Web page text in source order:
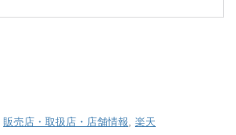
販売店・取扱店・店舗情報, 楽天